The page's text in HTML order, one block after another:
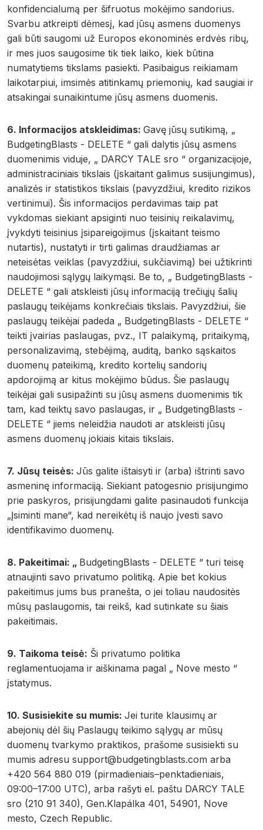
konfidencialumą per šifruotus mokėjimo sandorius.
Svarbu atkreipti dėmesį, kad jūsų asmens duomenys
gali būti saugomi už Europos ekonominės erdvės ribų,
ir mes juos saugosime tik tiek laiko, kiek būtina
numatytiems tikslams pasiekti. Pasibaigus reikiamam
laikotarpiui, imsimės atitinkamų priemonių, kad saugiai ir
atsakingai sunaikintume jūsų asmens duomenis.
6. Informacijos atskleidimas: Gavę jūsų sutikimą, „
BudgetingBlasts - DELETE “ gali dalytis jūsų asmens
duomenimis viduje, „ DARCY TALE sro “ organizacijoje,
administraciniais tikslais (įskaitant galimus susijungimus),
analizės ir statistikos tikslais (pavyzdžiui, kredito rizikos
vertinimui). Šis informacijos perdavimas taip pat
vykdomas siekiant apsiginti nuo teisinių reikalavimų,
įvykdyti teisinius įsipareigojimus (įskaitant teismo
nutartis), nustatyti ir tirti galimas draudžiamas ar
neteisėtas veiklas (pavyzdžiui, sukčiavimą) bei užtikrinti
naudojimosi sąlygų laikymąsi. Be to, „ BudgetingBlasts -
DELETE “ gali atskleisti jūsų informaciją trečiųjų šalių
paslaugų teikėjams konkrečiais tikslais. Pavyzdžiui, šie
paslaugų teikėjai padeda „ BudgetingBlasts - DELETE “
teikti įvairias paslaugas, pvz., IT palaikymą, pritaikymą,
personalizavimą, stebėjimą, auditą, banko sąskaitos
duomenų pateikimą, kredito kortelių sandorių
apdorojimą ar kitus mokėjimo būdus. Šie paslaugų
teikėjai gali susipažinti su jūsų asmens duomenimis tik
tam, kad teiktų savo paslaugas, ir „ BudgetingBlasts -
DELETE “ jiems neleidžia naudoti ar atskleisti jūsų
asmens duomenų jokiais kitais tikslais.
7. Jūsų teisės: Jūs galite ištaisyti ir (arba) ištrinti savo
asmeninę informaciją. Siekiant patogesnio prisijungimo
prie paskyros, prisijungdami galite pasinaudoti funkcija
„Įsiminti mane“, kad nereikėtų iš naujo įvesti savo
identifikavimo duomenų.
8. Pakeitimai: „ BudgetingBlasts - DELETE “ turi teisę
atnaujinti savo privatumo politiką. Apie bet kokius
pakeitimus jums bus pranešta, o jei toliau naudositės
mūsų paslaugomis, tai reikš, kad sutinkate su šiais
pakeitimais.
9. Taikoma teisė: Ši privatumo politika
reglamentuojama ir aiškinama pagal „ Nove mesto “
įstatymus.
10. Susisiekite su mumis: Jei turite klausimų ar
abejonių dėl šių Paslaugų teikimo sąlygų ar mūsų
duomenų tvarkymo praktikos, prašome susisiekti su
mumis adresu support@budgetingblasts.com arba
+420 564 880 019 (pirmadieniais–penktadieniais,
09:00–17:00 UTC), arba rašyti el. paštu DARCY TALE
sro (210 91 340), Gen.Klapálka 401, 54901, Nove
mesto, Czech Republic.